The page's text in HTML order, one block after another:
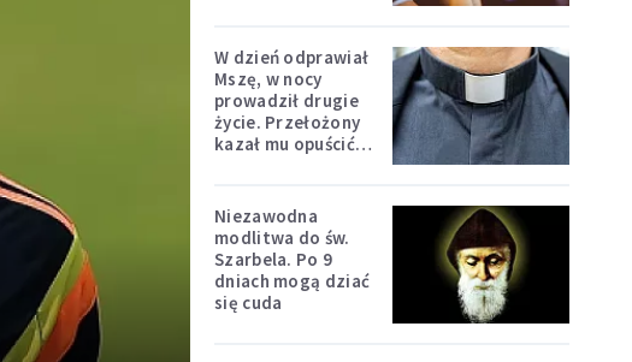
W dzień odprawiał
Mszę, w nocy
prowadził drugie
życie. Przełożony
kazał mu opuścić
Niezawodna
modlitwa do św.
Szarbela. Po 9
dniach mogą dziać
się cuda